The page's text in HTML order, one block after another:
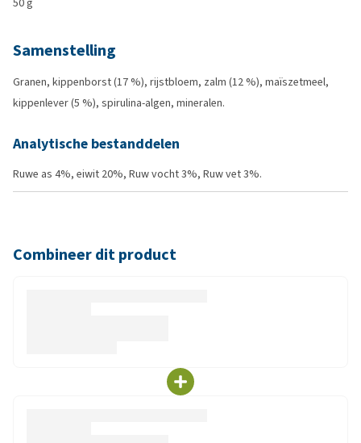
Samenstelling
Granen, kippenborst (17 %), rijstbloem, zalm (12 %), maïszetmeel,
kippenlever (5 %), spirulina-algen, mineralen.
Analytische bestanddelen
Ruwe as 4%, eiwit 20%, Ruw vocht 3%, Ruw vet 3%.
Combineer dit product